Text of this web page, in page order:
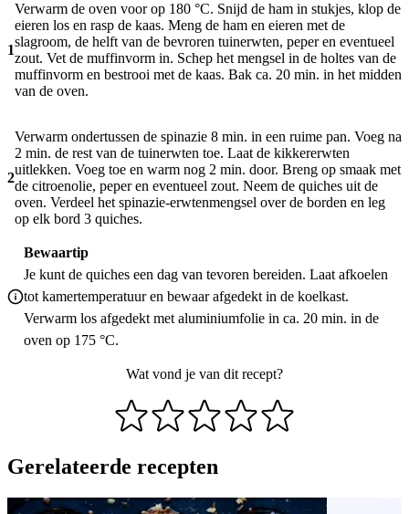
1
Verwarm de oven voor op 180 °C. Snijd de ham in stukjes, klop de
eieren los en rasp de kaas. Meng de ham en eieren met de
slagroom, de helft van de bevroren tuinerwten, peper en eventueel
zout. Vet de muffinvorm in. Schep het mengsel in de holtes van de
muffinvorm en bestrooi met de kaas. Bak ca. 20 min. in het midden
van de oven.
2
Verwarm ondertussen de spinazie 8 min. in een ruime pan. Voeg na
2 min. de rest van de tuinerwten toe. Laat de kikkererwten
uitlekken. Voeg toe en warm nog 2 min. door. Breng op smaak met
de citroenolie, peper en eventueel zout. Neem de quiches uit de
oven. Verdeel het spinazie-erwtenmengsel over de borden en leg
op elk bord 3 quiches.
Bewaartip
Je kunt de quiches een dag van tevoren bereiden. Laat afkoelen
tot kamertemperatuur en bewaar afgedekt in de koelkast.
Verwarm los afgedekt met aluminiumfolie in ca. 20 min. in de
oven op 175 °C.
Wat vond je van dit recept?
Gerelateerde recepten